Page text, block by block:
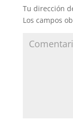
Tu dirección
Los campos